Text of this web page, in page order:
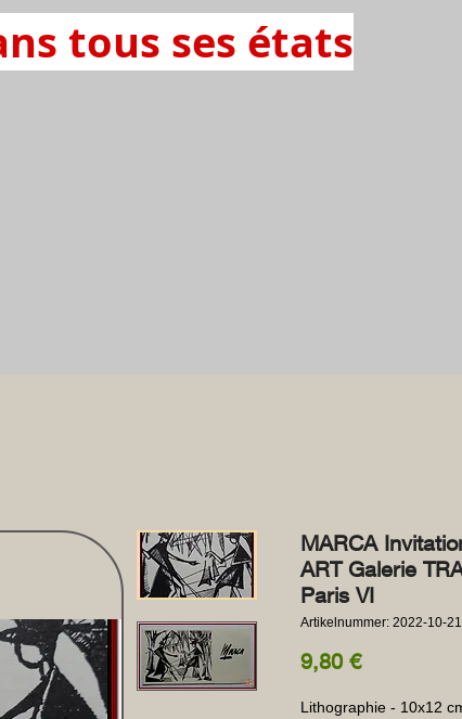
tous ses états
MARCA
ART Galerie
Paris VI
Artikelnummer: 2022-10-
9,80 €Preis
Lithographie - 10x12